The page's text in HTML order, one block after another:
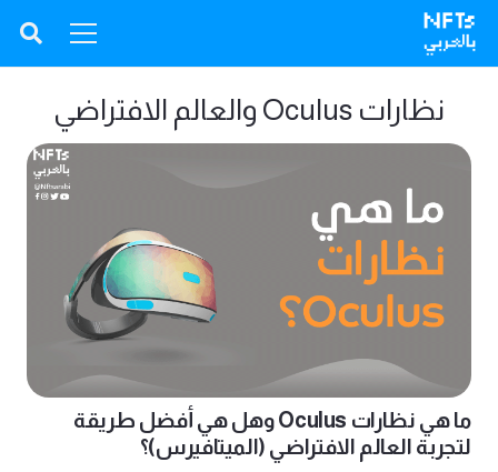
نظارات Oculus والعالم الافتراضي
ما هي نظارات Oculus وهل هي أفضل طريقة
لتجربة العالم الافتراضي (الميتافيرس)؟